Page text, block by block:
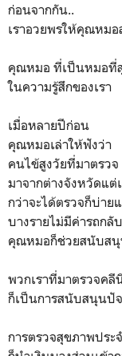
ก่อนจากกัน..
เราอวยพรให้คุณหม
คุณหมอ ที่เป็นหมอที่
ในความรู้สึกของเรา
เมื่อหลายปีก่อน
คุณหมอเล่าให้ฟังว่า
คนไข้สูงวัยที่มาตรวจ
มาจากต่างจังหวัดแต่
กว่าจะได้ตรวจก็บ่าย
บางรายไม่มีค่ารถกลั
คุณหมอก็ช่วยสนับส
พวกเราที่มาตรวจคลี
ก็เป็นการสนับสนุนปั
การตรวจสุขภาพประ